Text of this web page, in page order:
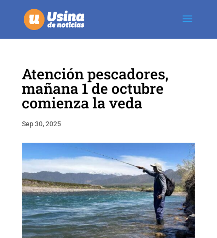
Atención pescadores,
mañana 1 de octubre
comienza la veda
Sep 30, 2025